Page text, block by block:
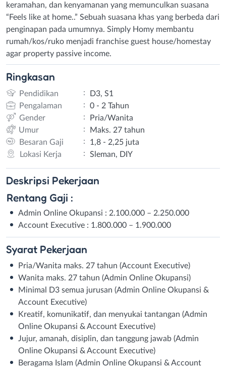
keramahan, dan kenyamanan yang memunculkan suasana
“Feels like at home..” Sebuah suasana khas yang berbeda dari
penginapan pada umumnya. Simply Homy membantu
rumah/kos/ruko menjadi franchise guest house/homestay
agar property passive income.
Ringkasan
Pendidikan :
D3, S1
Pengalaman
:
0 - 2 Tahun
Gender
:
Pria/Wanita
Umur
:
Maks. 27 tahun
Besaran Gaji
:
1,8 - 2,25 juta
Lokasi Kerja
: Sleman, DIY
Deskripsi Pekerjaan
Rentang Gaji :
Admin Online Okupansi : 2.100.000 – 2.250.000
Account Executive : 1.800.000 – 1.900.000
Syarat Pekerjaan
Pria/Wanita maks. 27 tahun (Account Executive)
Wanita maks. 27 tahun (Admin Online Okupansi)
Minimal D3 semua jurusan (Admin Online Okupansi &
Account Executive)
Kreatif, komunikatif, dan menyukai tantangan (Admin
Online Okupansi & Account Executive)
Jujur, amanah, disiplin, dan tanggung jawab (Admin
Online Okupansi & Account Executive)
Beragama Islam (Admin Online Okupansi & Account